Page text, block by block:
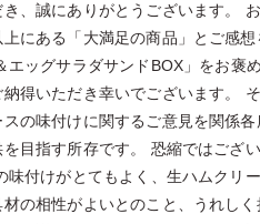
、誠にありがとうございます。
にある「大満足の商品」とご感
エッグサラダサンドBOX」をお褒
得いただき幸いでございます。
の味付けに関するご意見を関係
目指す所存です。 恐縮ではござ
付けがとてもよく、生ハムクリ
の相性がよいとのこと、うれし